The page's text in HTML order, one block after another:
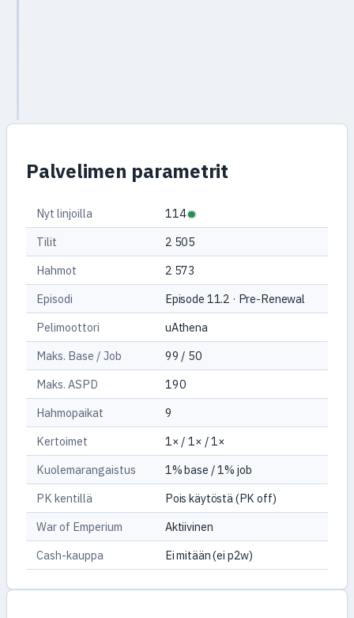
Palvelimen parametrit
Nyt linjoilla
114
Tilit
2 505
Hahmot
2 573
Episodi
Episode 11.2 · Pre-Renewal
Pelimoottori
uAthena
Maks. Base / Job
99 / 50
Maks. ASPD
190
Hahmopaikat
9
Kertoimet
1× / 1× / 1×
Kuolemarangaistus
1% base / 1% job
PK kentillä
Pois käytöstä (PK off)
War of Emperium
Aktiivinen
Cash-kauppa
Ei mitään (ei p2w)